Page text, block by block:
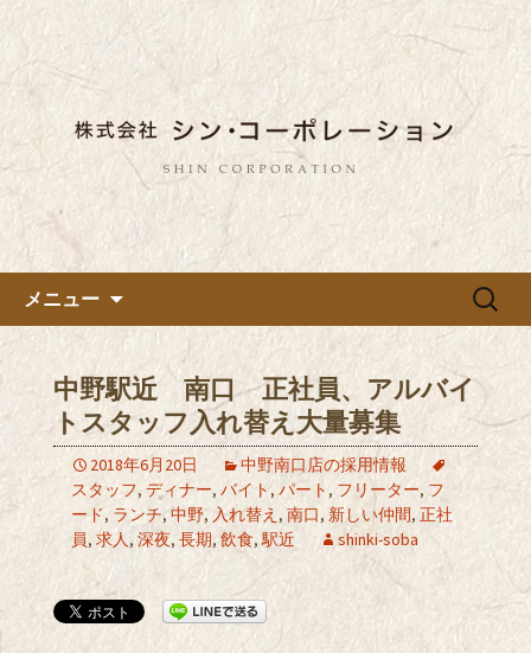
都内に5店舗展開している蕎麦
のお店「真希（しんき）」を運
営する「株式会社シン・コーポ
レーション」のブログ
東京都内に5店舗ある美味しい蕎麦のお
店「真希（しんき）」と運営の「株式
会社シン・コーポレーション」の新着
情報はこちら。店舗によって24時間営
業、宴会なども承っております。季節
のメニューも豊富にご用意。
メニュー
検
中野駅近 南口 正社員、アルバイ
トスタッフ入れ替え大量募集
2018年6月20日
中野南口店の採用情報
スタッフ, ディナー, バイト , パート , フリーター, フ
ード, ランチ, 中野, 入れ替え , 南口, 新しい仲間, 正社
員, 求人, 深夜, 長期, 飲食,駅近 shinki-soba